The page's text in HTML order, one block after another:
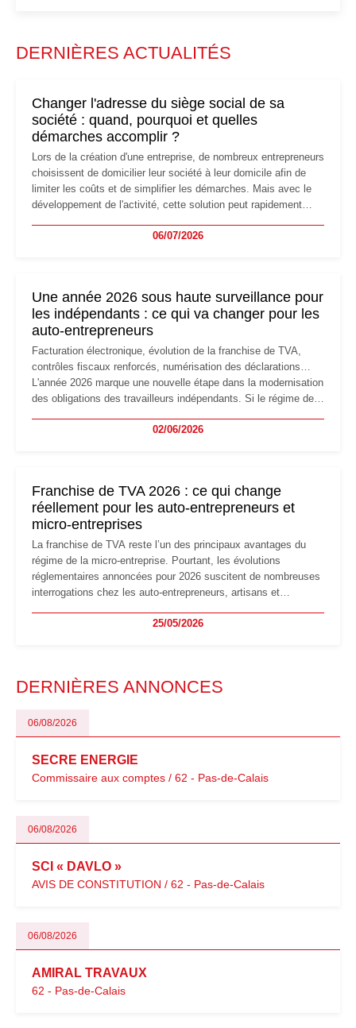
DERNIÈRES ACTUALITÉS
Changer l'adresse du siège social de sa
société : quand, pourquoi et quelles
démarches accomplir ?
Lors de la création d'une entreprise, de nombreux entrepreneurs
choisissent de domicilier leur société à leur domicile afin de
limiter les coûts et de simplifier les démarches. Mais avec le
développement de l'activité, cette solution peut rapidement
professionnels, recrutement, image de marque… Le
06/07/2026
Une année 2026 sous haute surveillance pour
les indépendants : ce qui va changer pour les
auto-entrepreneurs
Facturation électronique, évolution de la franchise de TVA,
contrôles fiscaux renforcés, numérisation des déclarations…
L'année 2026 marque une nouvelle étape dans la modernisation
des obligations des travailleurs indépendants. Si le régime de
les auto-entrepreneurs devront s'adapter à un environnement
02/06/2026
Franchise de TVA 2026 : ce qui change
réellement pour les auto-entrepreneurs et
micro-entreprises
La franchise de TVA reste l’un des principaux avantages du
régime de la micro-entreprise. Pourtant, les évolutions
réglementaires annoncées pour 2026 suscitent de nombreuses
interrogations chez les auto-entrepreneurs, artisans et
facturation ou risque de bascule vers la TVA : les règles
25/05/2026
DERNIÈRES ANNONCES
06/08/2026
SECRE ENERGIE
Commissaire aux comptes / 62 - Pas-de-Calais
06/08/2026
SCI « DAVLO »
AVIS DE CONSTITUTION / 62 - Pas-de-Calais
06/08/2026
AMIRAL TRAVAUX
62 - Pas-de-Calais